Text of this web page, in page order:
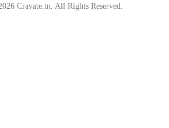
Cravate.tn. All Rights Reserved.